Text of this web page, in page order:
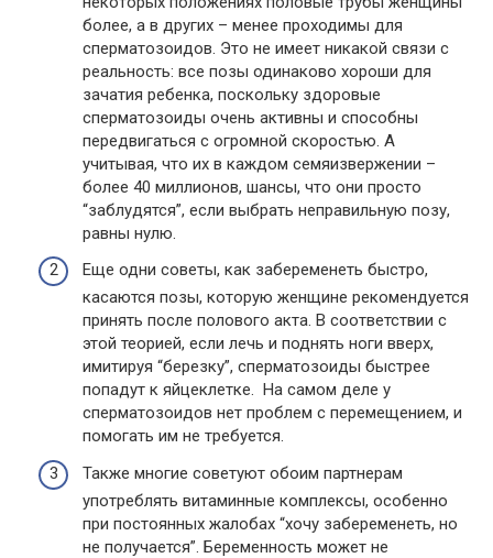
более, а в других – менее проходимы для
сперматозоидов. Это не имеет никакой связи с
реальность: все позы одинаково хороши для
зачатия ребенка, поскольку здоровые
сперматозоиды очень активны и способны
передвигаться с огромной скоростью. А
учитывая, что их в каждом семяизвержении –
более 40 миллионов, шансы, что они просто
“заблудятся”, если выбрать неправильную позу,
равны нулю.
Еще одни советы, как забеременеть быстро,
касаются позы, которую женщине рекомендуется
принять после полового акта. В соответствии с
этой теорией, если лечь и поднять ноги вверх,
имитируя “березку”, сперматозоиды быстрее
попадут к яйцеклетке. На самом деле у
сперматозоидов нет проблем с перемещением, и
помогать им не требуется.
Также многие советуют обоим партнерам
употреблять витаминные комплексы, особенно
при постоянных жалобах “хочу забеременеть, но
не получается”. Беременность может не